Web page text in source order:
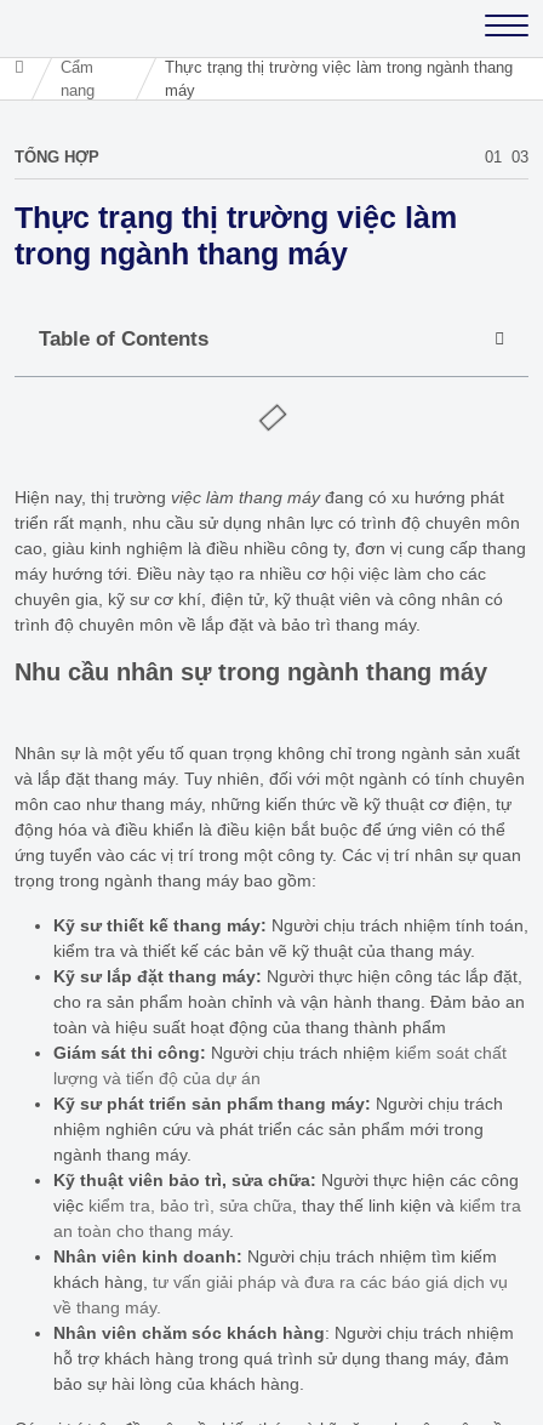
Cẩm
nang
Thực trạng thị trường việc làm trong ngành thang
máy
TỔNG HỢP 01 03
Thực trạng thị trường việc làm
trong ngành thang máy
Table of Contents
Hiện nay, thị trường việc làm thang máyđang có xu hướng phát
triển rất mạnh, nhu cầu sử dụng nhân lực có trình độ chuyên môn
cao, giàu kinh nghiệm là điều nhiều công ty, đơn vị cung cấp thang
máy hướng tới. Điều này tạo ra nhiều cơ hội việc làm cho các
chuyên gia, kỹ sư cơ khí, điện tử, kỹ thuật viên và công nhân có
trình độ chuyên môn về lắp đặt và bảo trì thang máy.
Nhu cầu nhân sự trong ngành thang máy
Nhân sự là một yếu tố quan trọng không chỉ trong ngành sản xuất
và lắp đặt thang máy. Tuy nhiên, đối với một ngành có tính chuyên
môn cao như thang máy, những kiến thức về kỹ thuật cơ điện, tự
động hóa và điều khiển là điều kiện bắt buộc để ứng viên có thể
ứng tuyển vào các vị trí trong một công ty. Các vị trí nhân sự quan
trọng trong ngành thang máy bao gồm:
Kỹ sư thiết kế thang máy: Người chịu trách nhiệm tính toán,
kiểm tra và thiết kế các bản vẽ kỹ thuật của thang máy.
Kỹ sư lắp đặt thang máy: Người thực hiện công tác lắp đặt,
cho ra sản phẩm hoàn chỉnh và vận hành thang. Đảm bảo an
toàn và hiệu suất hoạt động của thang thành phẩm
Giám sát thi công: Người chịu trách nhiệm kiểm soát chất
lượng và tiến độ của dự án
Kỹ sư phát triển sản phẩm thang máy: Người chịu trách
nhiệm nghiên cứu và phát triển các sản phẩm mới trong
ngành thang máy.
Kỹ thuật viên bảo trì, sửa chữa: Người thực hiện các công
việc kiểm tra, bảo trì, sửa chữa , thay thế linh kiện và kiểm tra
an toàn cho thang máy.
Nhân viên kinh doanh: Người chịu trách nhiệm tìm kiếm
khách hàng, tư vấn giải pháp và đưa ra các báo giá dịch vụ
về thang máy.
Nhân viên chăm sóc khách hàng: Người chịu trách nhiệm
hỗ trợ khách hàng trong quá trình sử dụng thang máy, đảm
bảo sự hài lòng của khách hàng.